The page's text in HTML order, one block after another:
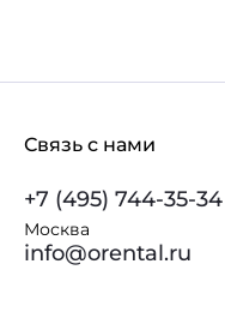
Связь с нами
+7 (495) 744-35-34
Москва
info@orental.ru